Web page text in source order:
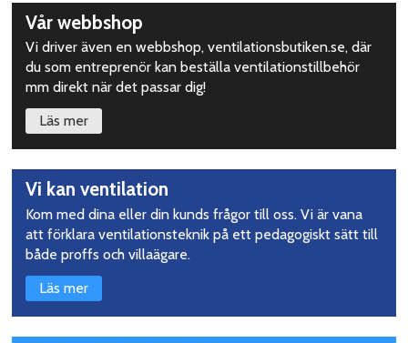
Upptäck
mer
Vår webbshop
Vi driver även en webbshop, ventilationsbutiken.se, där
du som entreprenör kan beställa ventilationstillbehör
mm direkt när det passar dig!
Läs mer
Vi kan ventilation
Kom med dina eller din kunds frågor till oss. Vi är vana
att förklara ventilationsteknik på ett pedagogiskt sätt till
både proffs och villaägare.
Läs mer